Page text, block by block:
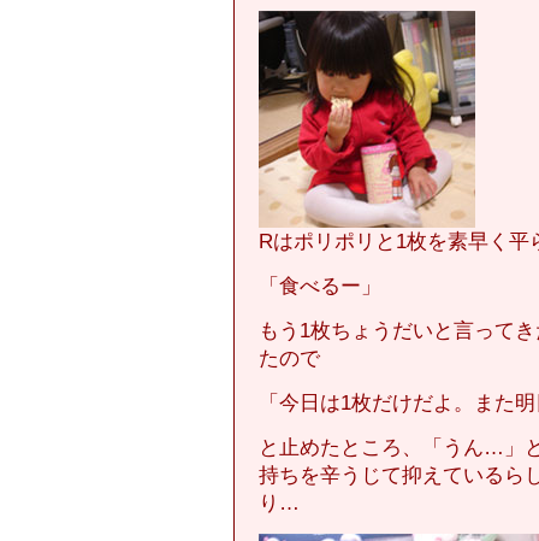
Rはポリポリと1枚を素早く平
「食べるー」
もう1枚ちょうだいと言って
たので
「今日は1枚だけだよ。また
と止めたところ、「うん…」
持ちを辛うじて抑えているら
り…